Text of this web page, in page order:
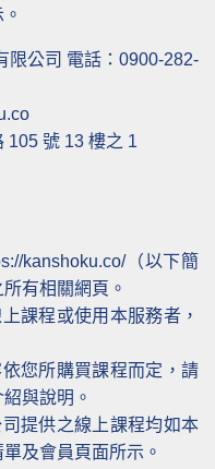
。
限公司 電話：0900-282-
105 號 13 樓之 1
kanshoku.co/（以下簡
有相關網頁。
課程或使用本服務者，
您所購買課程而定，請
與說明。
提供之線上課程均如本
及會員頁面所示。